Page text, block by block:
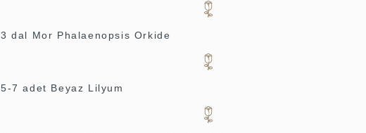
3 dal Mor Phalaenopsis Orkide
5-7 adet Beyaz Lilyum